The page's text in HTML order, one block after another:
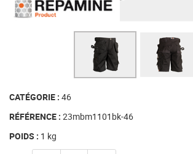
CATÉGORIE : 46
RÉFÉRENCE : 23mbm1101bk-46
POIDS : 1 kg